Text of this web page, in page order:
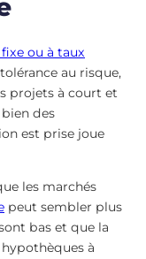
ou à taux
au risque,
projets à court et
des
est prise joue
les marchés
peut sembler plus
bas et que la
à